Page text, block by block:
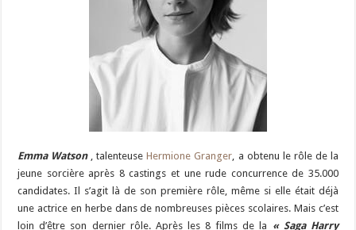
Emma Watson, talenteuseHermione Granger, a obtenu le rôle de la
jeune sorcière après 8 castings et une rude concurrence de 35.000
candidates. Il s’agit là de son première rôle, même si elle était déjà
une actrice en herbe dans de nombreuses pièces scolaires. Mais c’est
loin d’être son dernier rôle. Après les 8 films de la « Saga Harry